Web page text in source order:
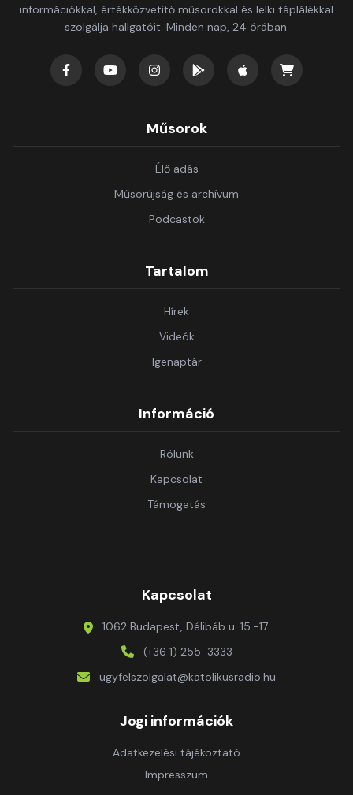
információkkal, értékközvetítő műsorokkal és lelki táplálékkal
szolgálja hallgatóit. Minden nap, 24 órában.
Műsorok
Élő adás
Műsorújság és archívum
Podcastok
Tartalom
Hírek
Videók
Igenaptár
Információ
Rólunk
Kapcsolat
Támogatás
Kapcsolat
1062 Budapest, Délibáb u. 15.-17.
(+36 1) 255-3333
ugyfelszolgalat@katolikusradio.hu
Jogi információk
Adatkezelési tájékoztató
Impresszum